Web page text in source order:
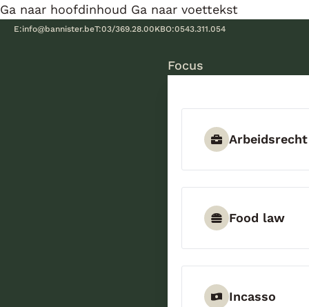
Ga naar hoofdinhoud Ga naar voettekst
E:info@bannister.beT:03/369.28.00KBO:0543.311.054
Focus
Arbeidsrecht
Food law
Incasso